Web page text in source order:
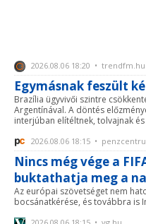
2026.08.06 18:20 • trendfm.hu
Egymásnak feszült
Brazília ügyvivői szintre
Argentínával. A döntés
interjúban elítéltnek, tolvajnak
2026.08.06 18:15 •
Nincs még vége a
buktathatja meg a
Az európai szövetséget nem
bocsánatkérése, és továbbra is